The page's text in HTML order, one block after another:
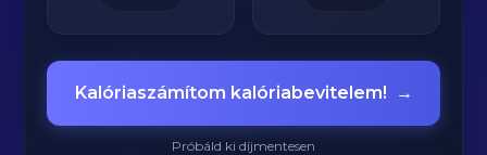
Kalóriaszámítom kalóriabevitelem! →
Próbáld ki díjmentesen